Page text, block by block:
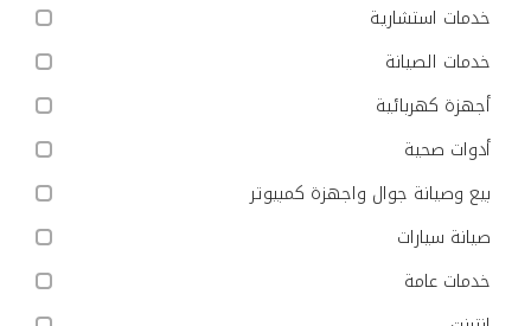
خدمات استشارية
خدمات الصيانة
أجهزة كهربائية
أدوات صحية
بيع وصيانة جوال واجهزة كمبيوتر
صيانة سيارات
خدمات عامة